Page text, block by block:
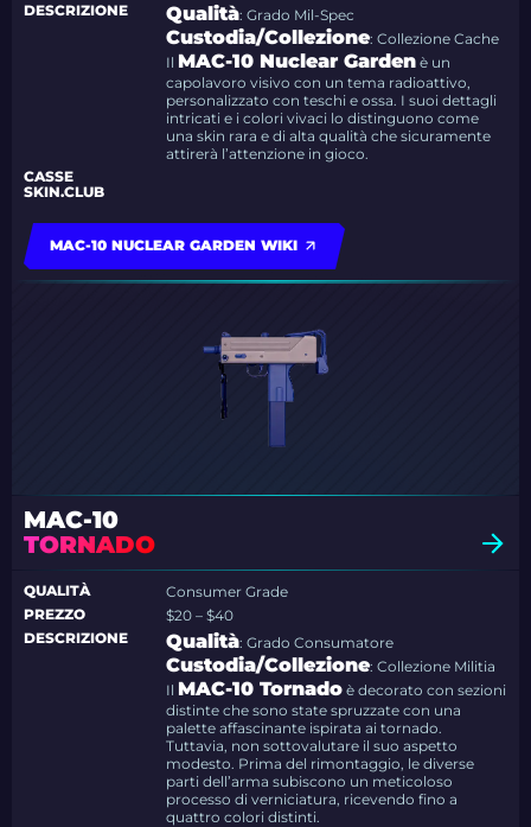
DESCRIZIONE
Qualità: Grado Mil-Spec
Custodia/Collezione: Collezione Cache
Il MAC-10 Nuclear Garden è un
capolavoro visivo con un tema radioattivo,
personalizzato con teschi e ossa. I suoi dettagli
intricati e i colori vivaci lo distinguono come
una skin rara e di alta qualità che sicuramente
attirerà l’attenzione in gioco.
CASSE
SKIN.CLUB
MAC-10 NUCLEAR GARDEN WIKI
MAC-10
TORNADO
QUALITÀ
Consumer Grade
PREZZO
$20 – $40
DESCRIZIONE
Qualità: Grado Consumatore
Custodia/Collezione: Collezione Militia
Il MAC-10 Tornado è decorato con sezioni
distinte che sono state spruzzate con una
palette affascinante ispirata ai tornado.
Tuttavia, non sottovalutare il suo aspetto
modesto. Prima del rimontaggio, le diverse
parti dell’arma subiscono un meticoloso
processo di verniciatura, ricevendo fino a
quattro colori distinti.